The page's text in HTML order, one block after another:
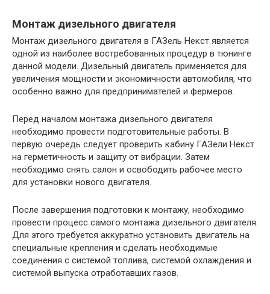
Монтаж дизельного двигателя
Монтаж дизельного двигателя в ГАЗель Некст является
одной из наиболее востребованных процедур в тюнинге
данной модели. Дизельный двигатель применяется для
увеличения мощности и экономичности автомобиля, что
особенно важно для предпринимателей и фермеров.
Перед началом монтажа дизельного двигателя
необходимо провести подготовительные работы. В
первую очередь следует проверить кабину ГАЗели Некст
на герметичность и защиту от вибрации. Затем
необходимо снять салон и освободить рабочее место
для установки нового двигателя.
После завершения подготовки к монтажу, необходимо
провести процесс самого монтажа дизельного двигателя.
Для этого требуется аккуратно установить двигатель на
специальные крепления и сделать необходимые
соединения с системой топлива, системой охлаждения и
системой выпуска отработавших газов.